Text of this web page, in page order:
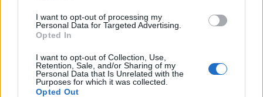
I want to opt-out of processing my
Personal Data for Targeted Advertising.
Opted In
I want to opt-out of Collection, Use,
Retention, Sale, and/or Sharing of my
Personal Data that Is Unrelated with the
Purposes for which it was collected.
Opted Out
Continua a leggere
ESPORTS